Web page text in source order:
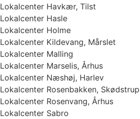
Lokalcenter Havkær, Tilst
Lokalcenter Hasle
Lokalcenter Holme
Lokalcenter Kildevang, Mårslet
Lokalcenter Malling
Lokalcenter Marselis, Århus
Lokalcenter Næshøj, Harlev
Lokalcenter Rosenbakken, Skødstrup
Lokalcenter Rosenvang, Århus
Lokalcenter Sabro